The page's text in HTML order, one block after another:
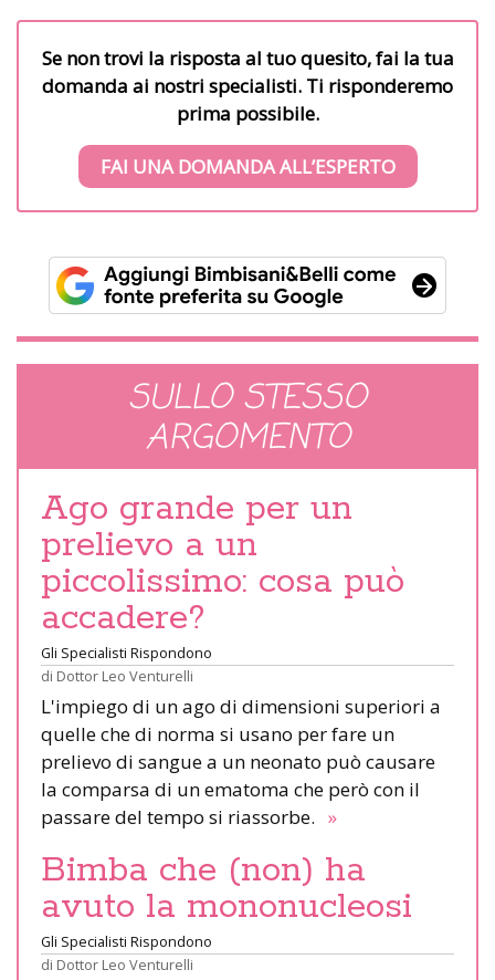
Se non trovi la risposta al tuo quesito, fai la tua
domanda ai nostri specialisti. Ti risponderemo
prima possibile.
FAI UNA DOMANDA ALL’ESPERTO
SULLO STESSO
ARGOMENTO
Ago grande per un
prelievo a un
piccolissimo: cosa può
accadere?
Gli Specialisti Rispondono
di Dottor Leo Venturelli
L'impiego di un ago di dimensioni superiori a
quelle che di norma si usano per fare un
prelievo di sangue a un neonato può causare
la comparsa di un ematoma che però con il
passare del tempo si riassorbe. »
Bimba che (non) ha
avuto la mononucleosi
Gli Specialisti Rispondono
di Dottor Leo Venturelli